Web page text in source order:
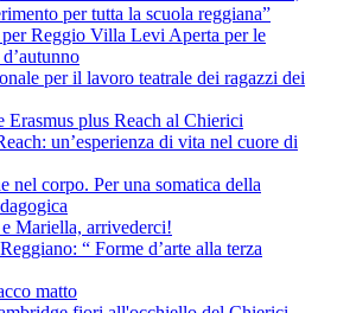
per tutta la scuola reggiana”
Reggio Villa Levi Aperta per le
per il lavoro teatrale dei ragazzi dei
Erasmus plus Reach al Chierici
un’esperienza di vita nel cuore di
nel corpo. Per una somatica della
Mariella, arrivederci!
“ Forme d’arte alla terza
matto